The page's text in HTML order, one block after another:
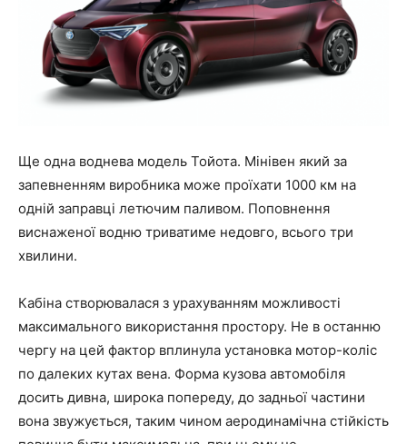
Ще одна воднева модель Тойота. Мінівен який за
запевненням виробника може проїхати 1000 км на
одній заправці летючим паливом. Поповнення
виснаженої водню триватиме недовго, всього три
хвилини.
Кабіна створювалася з урахуванням можливості
максимального використання простору. Не в останню
чергу на цей фактор вплинула установка мотор-коліс
по далеких кутах вена. Форма кузова автомобіля
досить дивна, широка попереду, до задньої частини
вона звужується, таким чином аеродинамічна стійкість